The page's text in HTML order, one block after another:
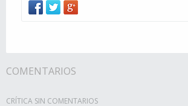
COMENTARIOS
CRÍTICA SIN COMENTARIOS